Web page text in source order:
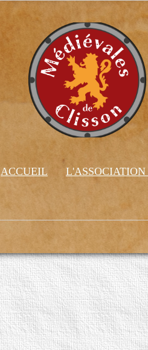
ACCUEIL L'ASSOCIATION